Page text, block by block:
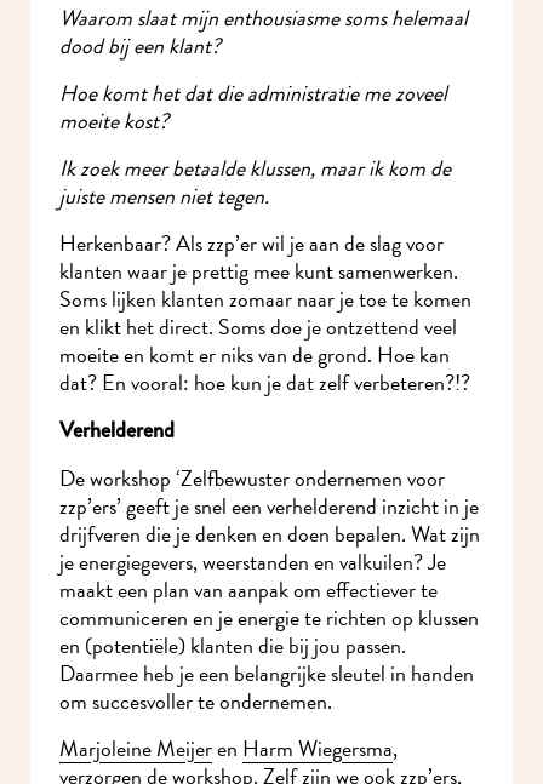
Waarom slaat mijn enthousiasme soms helemaal
dood bij een klant?
Hoe komt het dat die administratie me zoveel
moeite kost?
Ik zoek meer betaalde klussen, maar ik kom de
juiste mensen niet tegen.
Herkenbaar? Als zzp’er wil je aan de slag voor
klanten waar je prettig mee kunt samenwerken.
Soms lijken klanten zomaar naar je toe te komen
en klikt het direct. Soms doe je ontzettend veel
moeite en komt er niks van de grond. Hoe kan
dat? En vooral: hoe kun je dat zelf verbeteren?!?
Verhelderend
De workshop ‘Zelfbewuster ondernemen voor
zzp’ers’ geeft je snel een verhelderend inzicht in
je drijfveren die je denken en doen bepalen. Wat
zijn je energiegevers, weerstanden en valkuilen?
Je maakt een plan van aanpak om effectiever te
communiceren en je energie te richten op
klussen en (potentiële) klanten die bij jou passen.
Daarmee heb je een belangrijke sleutel in handen
om succesvoller te ondernemen.
Marjoleine Meijeren Harm Wiegersma
verzorgen de workshop. Zelf zijn we ook zzp’ers,
Ik wil MidWest-
nieuws!